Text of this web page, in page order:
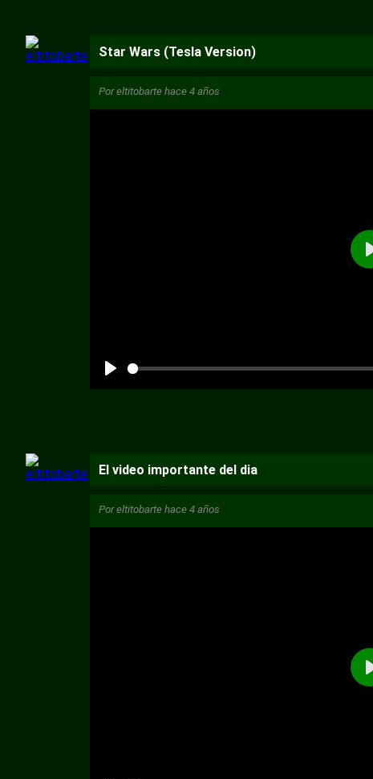
Star Wars (Tesla Version)
Poreltitobartehace 4 años
El video importante del dia
Poreltitobartehace 4 años